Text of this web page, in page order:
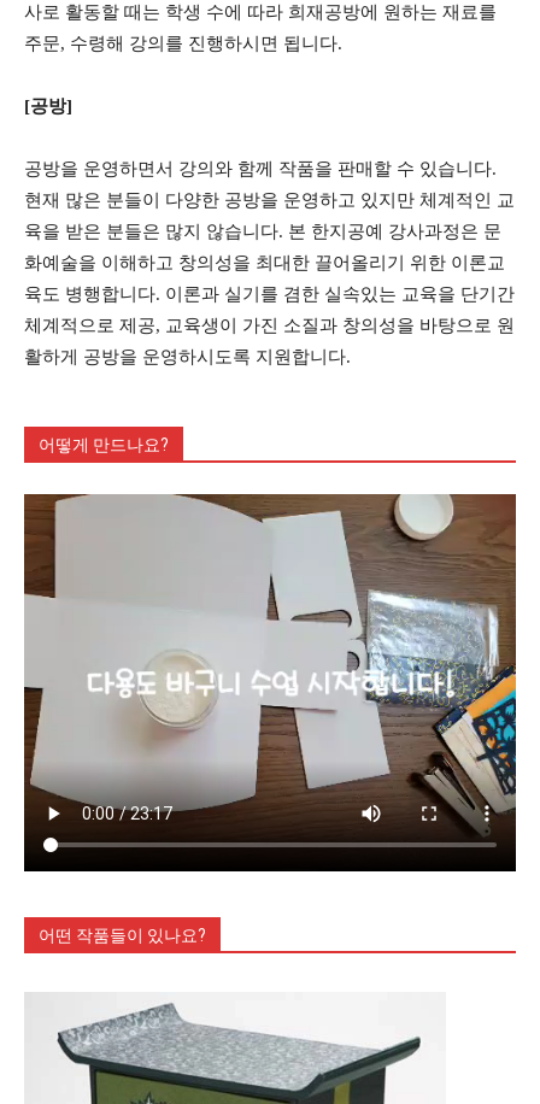
사로 활동할 때는 학생 수에 따라 희재공방에 원하는 재료를
주문, 수령해 강의를 진행하시면 됩니다.
[공방]
공방을 운영하면서 강의와 함께 작품을 판매할 수 있습니다.
현재 많은 분들이 다양한 공방을 운영하고 있지만 체계적인 교
육을 받은 분들은 많지 않습니다. 본 한지공예 강사과정은 문
화예술을 이해하고 창의성을 최대한 끌어올리기 위한 이론교
육도 병행합니다. 이론과 실기를 겸한 실속있는 교육을 단기간
체계적으로 제공, 교육생이 가진 소질과 창의성을 바탕으로 원
활하게 공방을 운영하시도록 지원합니다.
어떻게 만드나요?
어떤 작품들이 있나요?